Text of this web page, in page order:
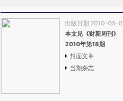
出版日期 2010-05-
本文见《财新周刊》
2010年第18期
封面文章
当期杂志